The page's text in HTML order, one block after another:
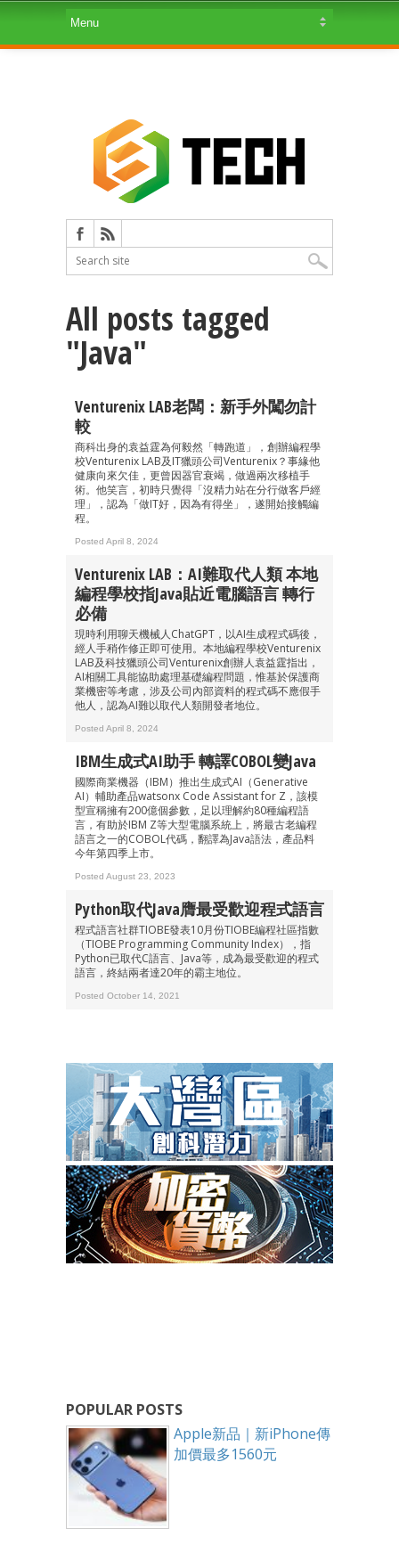
All posts tagged
"Java"
Venturenix LAB老闆：新手外闖勿計
較
商科出身的袁益霆為何毅然「轉跑道」，創辦編程學
校Venturenix LAB及IT獵頭公司Venturenix？事緣他
健康向來欠佳，更曾因器官衰竭，做過兩次移植手
術。他笑言，初時只覺得「沒精力站在分行做客戶經
理」，認為「做IT好，因為有得坐」，遂開始接觸編
程。
Posted April 8, 2024
Venturenix LAB：AI難取代人類 本地
編程學校指Java貼近電腦語言 轉行
必備
現時利用聊天機械人ChatGPT，以AI生成程式碼後，
經人手稍作修正即可使用。本地編程學校Venturenix
LAB及科技獵頭公司Venturenix創辦人袁益霆指出，
AI相關工具能協助處理基礎編程問題，惟基於保護商
業機密等考慮，涉及公司內部資料的程式碼不應假手
他人，認為AI難以取代人類開發者地位。
Posted April 8, 2024
IBM生成式AI助手 轉譯COBOL變Java
國際商業機器（IBM）推出生成式AI（Generative
AI）輔助產品watsonx Code Assistant for Z，該模
型宣稱擁有200億個參數，足以理解約80種編程語
言，有助於IBM Z等大型電腦系統上，將最古老編程
語言之一的COBOL代碼，翻譯為Java語法，產品料
今年第四季上市。
Posted August 23, 2023
Python取代Java膺最受歡迎程式語言
程式語言社群TIOBE發表10月份TIOBE編程社區指數
（TIOBE Programming Community Index），指
Python已取代C語言、Java等，成為最受歡迎的程式
語言，終結兩者達20年的霸主地位。
Posted October 14, 2021
POPULAR POSTS
Apple新品｜新iPhone傳
加價最多1560元